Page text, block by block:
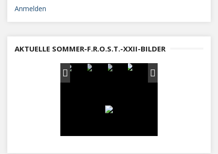
Anmelden
AKTUELLE SOMMER-F.R.O.S.T.-XXII-BILDER